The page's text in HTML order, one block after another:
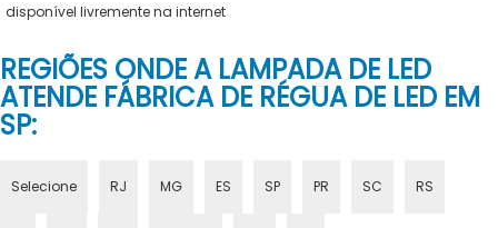
disponível livremente na internet
REGIÕES ONDE A LAMPADA DE LED
ATENDE FÁBRICA DE RÉGUA DE LED EM
SP:
Selecione RJ MG ES SP PR SC RS